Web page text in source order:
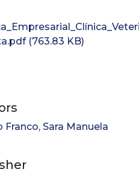
(763.83 KB)
Franco, Sara Manuela